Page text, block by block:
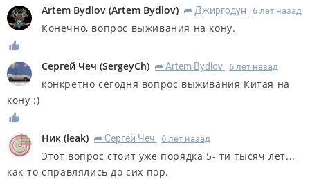
Artem Bydlov (Artem Bydlov) R Джиргодун 6 лет назад
Конечно, вопрос выживания на кону.
Сергей Чеч (SergeyCh) R Artem Bydlov 6 лет назад
конкретно сегодня вопрос выживания Китая на
кону :)
Ник (leak) R Сергей Чеч 6 лет назад
Этот вопрос стоит уже порядка 5- ти тысяч лет...
как-то справлялись до сих пор.